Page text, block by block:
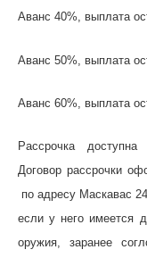
Аванс 40%, выплата
Аванс 50%, выплата
Аванс 60%, выплата
Рассрочка
Договор рассрочки
по адресу Maскавас
если у него имеется
оружия, заранее